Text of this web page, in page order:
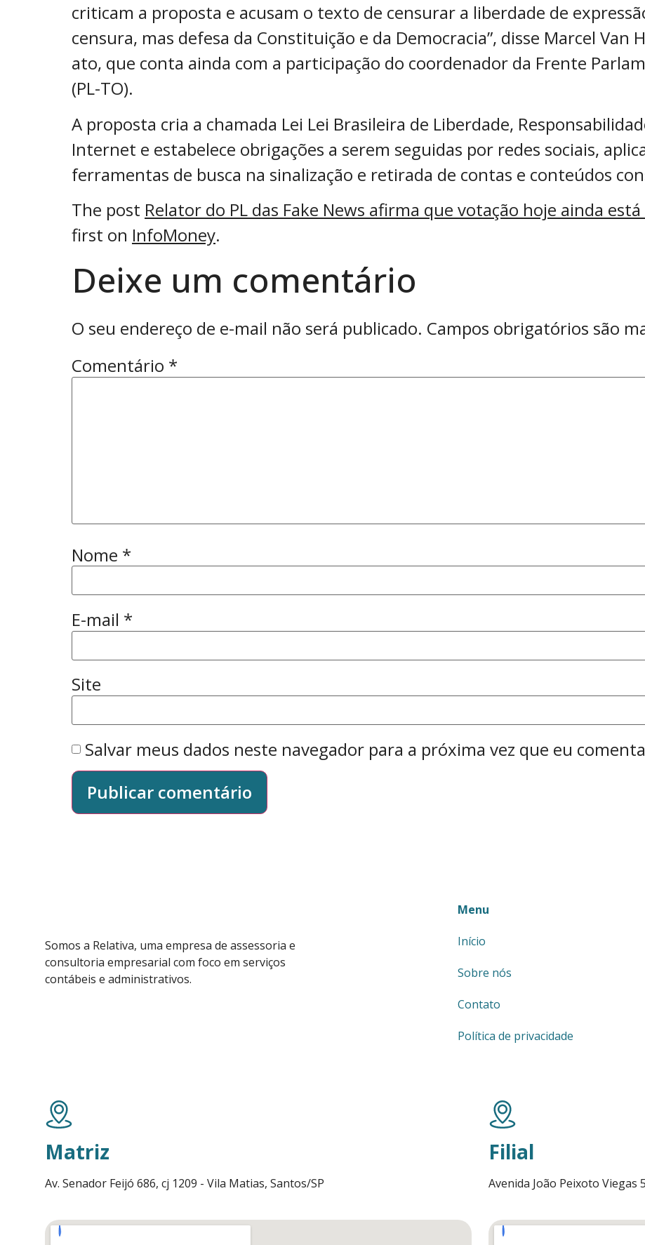
criticam a proposta e acusam o texto de censurar a liberdade de
censura, mas defesa da Constituição e da Democracia”, disse Marcel Van
ato, que conta ainda com a participação do coordenador da Frente
(PL-TO).
A proposta cria a chamada Lei Lei Brasileira de Liberdade,
Internet e estabelece obrigações a serem seguidas por redes sociais,
ferramentas de busca na sinalização e retirada de contas e conteúdos
The post Relator do PL das Fake News afirma que votação hoje ainda
first on InfoMoney.
Deixe um comentário
O seu endereço de e-mail não será publicado. Campos obrigatórios são
Comentário *
Nome *
E-mail *
Site
Salvar meus dados neste navegador para a próxima vez que eu
Somos a Relativa, uma empresa de assessoria e
consultoria empresarial com foco em serviços
contábeis e administrativos.
Menu
Início
Sobre nós
Contato
Política de privacidade
Matriz
Av. Senador Feijó 686, cj 1209 - Vila Matias, Santos/SP
Filial
Avenida João Peixoto Viegas